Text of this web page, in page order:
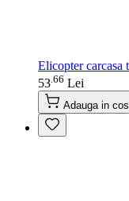
Elicopter carcasa
53 66 Lei
Adauga in cos